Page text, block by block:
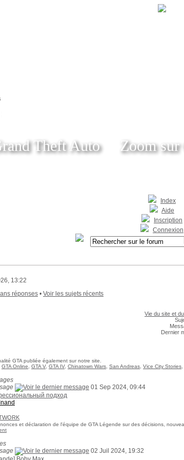
Theft Auto Zoom
Index
Aide
Inscription
Connexion
13:22
réponses • Voir les sujets récents
Vie du site et
Dernier
GTA publiée également sur notre site.
GTA Online GTA V, GTA IV, Chinatown Wars San Andreas Vice City Stories
01 Sep 2024, 09:44
подход
et déclaration de l'équipe de GTA Légende sur des décisions,
02 Juil 2024, 19:32